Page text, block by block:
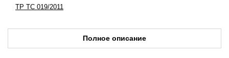
ТР ТС 019/2011
Полное описание